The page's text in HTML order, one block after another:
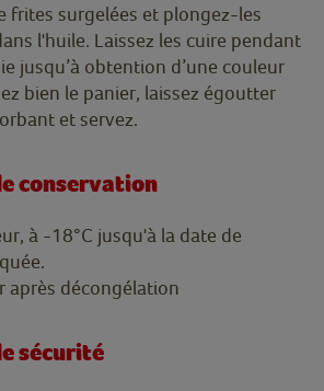
frites surgelées et plongez-les
l'huile. Laissez les cuire pendant
jusqu’à obtention d’une couleur
bien le panier, laissez égoutter
et servez.
conservation
à -18°C jusqu'à la date de
après décongélation
sécurité